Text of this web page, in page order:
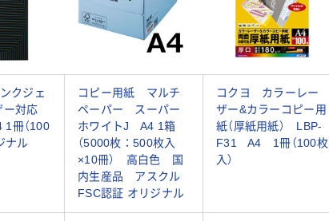
クジェ
ー対応
1冊（100
ナル
コピー用紙 マルチ
ペーパー スーパー
ホワイトJ A4 1箱
（5000枚：500枚入
×10冊） 高白色 国
内生産品 アスクル
FSC認証 オリジナル
コクヨ カラーレー
ザー&カラーコピー用
紙（厚紙用紙） LBP-
F31 A4 1冊（100枚
入）